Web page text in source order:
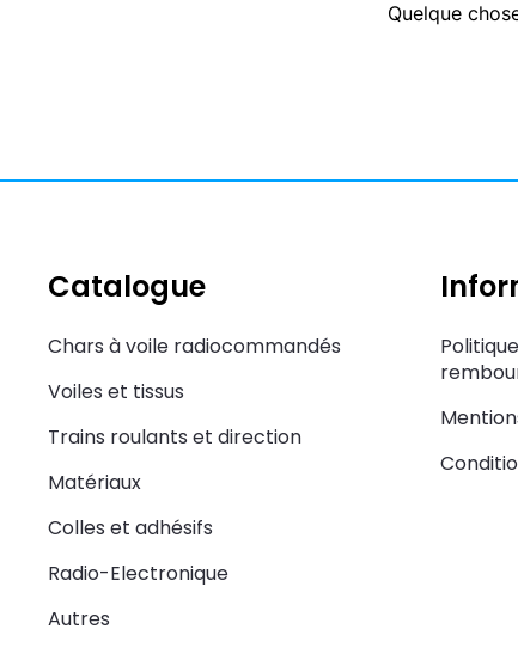
Quelque
Catalogue
Chars à voile radiocommandés
Voiles et tissus
Trains roulants et direction
Matériaux
Colles et adhésifs
Radio-Electronique
Autres